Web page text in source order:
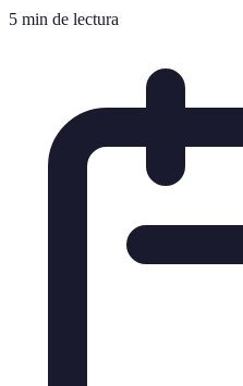
5 min de lectura